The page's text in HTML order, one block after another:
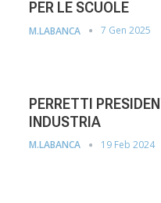
PER LE SCUOLE
M.LABANCA 7 Gen 2025
PERRETTI
INDUSTRIA
M.LABANCA 19 Feb 2024